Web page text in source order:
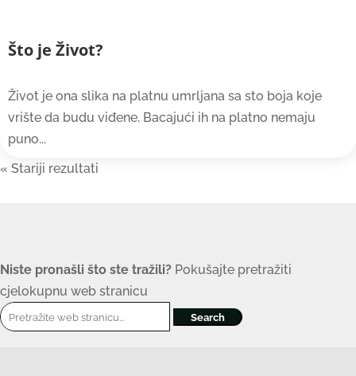
Što je Život?
Život je ona slika na platnu umrljana sa sto boja koje
vrište da budu viđene. Bacajući ih na platno nemaju
puno...
« Older Entries
Niste pronašli što ste tražili? Pokušajte pretražiti
cjelokupnu web stranicu
Search
for: